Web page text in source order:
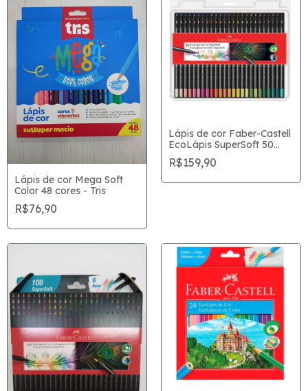
Lápis de cor Mega Soft
Color 48 cores - Tris
R$76,90
Lápis de cor Faber-Castell
EcoLápis SuperSoft 50
Cores
R$159,90